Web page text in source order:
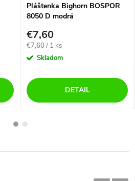
Pláštenka Bighorn BOSPOR
8050 D modrá
€7,60
Jednotková
cena:
€7,60 / 1 ks
Skladom
DETAIL